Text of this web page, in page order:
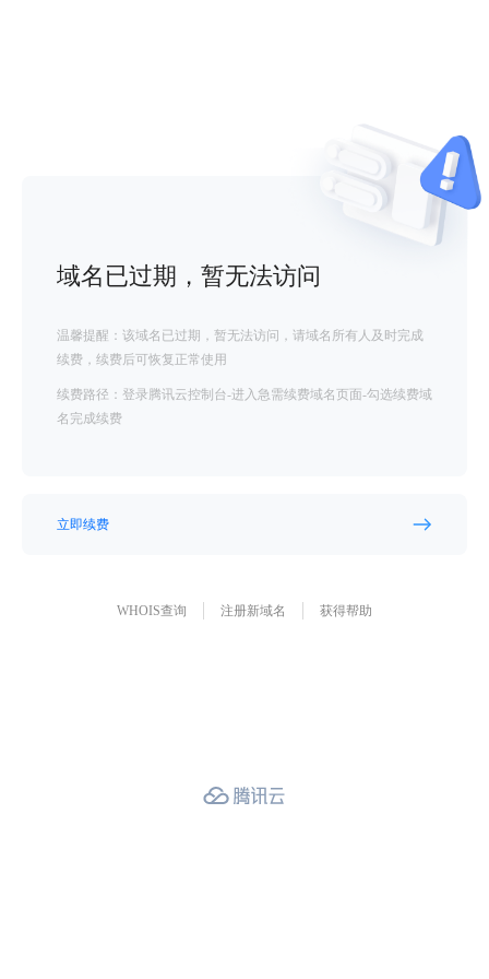
域名已过期，暂无法访问
温馨提醒：该域名已过期，暂无法访问，请域名所有人及时完成
续费，续费后可恢复正常使用
续费路径：登录腾讯云控制台-进入急需续费域名页面-勾选续费域
名完成续费
立即续费
WHOIS查询 注册新域名 获得帮助